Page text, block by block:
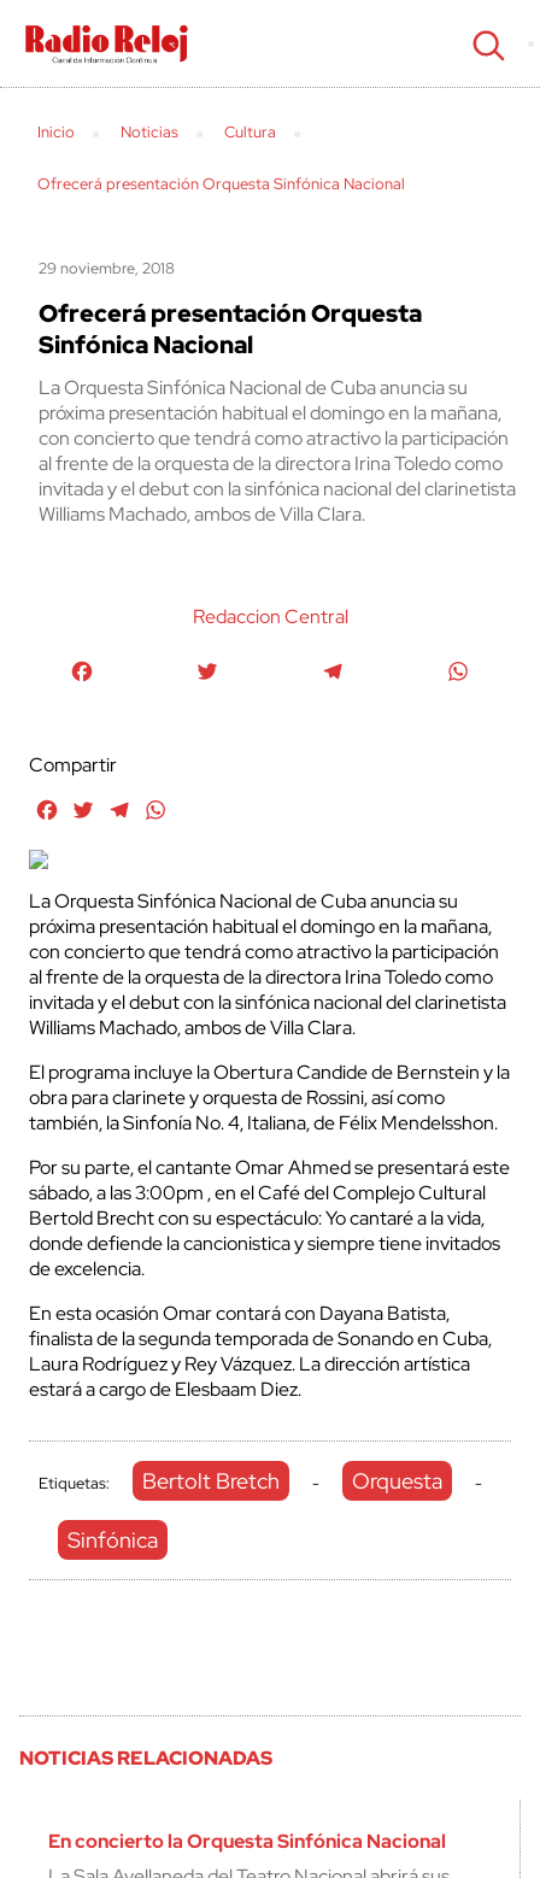
cerrar
Inicio Noticias Cultura
Ofrecerá presentación Orquesta Sinfónica Nacional
29 noviembre, 2018
Ofrecerá presentación Orquesta
Sinfónica Nacional
La Orquesta Sinfónica Nacional de Cuba anuncia su
próxima presentación habitual el domingo en la mañana,
con concierto que tendrá como atractivo la participación
al frente de la orquesta de la directora Irina Toledo como
invitada y el debut con la sinfónica nacional del clarinetista
Williams Machado, ambos de Villa Clara.
Redaccion Central
Compartir
FacebookTwitterTelegram
La Orquesta Sinfónica Nacional de Cuba anuncia su
próxima presentación habitual el domingo en la mañana,
con concierto que tendrá como atractivo la participación
al frente de la orquesta de la directora Irina Toledo como
invitada y el debut con la sinfónica nacional del clarinetista
Williams Machado, ambos de Villa Clara.
El programa incluye la Obertura Candide de Bernstein y la
obra para clarinete y orquesta de Rossini, así como
también, la Sinfonía No. 4, Italiana, de Félix Mendelsshon.
Por su parte, el cantante Omar Ahmed se presentará este
sábado, a las 3:00pm , en el Café del Complejo Cultural
Bertold Brecht con su espectáculo: Yo cantaré a la vida,
donde defiende la cancionistica y siempre tiene invitados
de excelencia.
En esta ocasión Omar contará con Dayana Batista,
finalista de la segunda temporada de Sonando en Cuba,
Laura Rodríguez y Rey Vázquez. La dirección artística
estará a cargo de Elesbaam Diez.
Etiquetas: Bertolt Bretch - Orquesta -
Sinfónica
NOTICIAS RELACIONADAS
En concierto la Orquesta Sinfónica Nacional